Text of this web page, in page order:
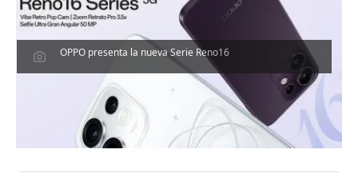
OPPO presenta la nueva Serie Reno16